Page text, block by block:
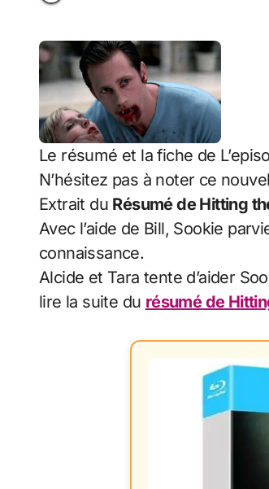
Le résumé et la fiche de
N’hésitez pas à noter ce
Extrait du Résumé de Hitting
Avec l’aide de Bill, Sookie
connaissance.
Alcide et Tara tente d’aider
lire la suite du résumé de